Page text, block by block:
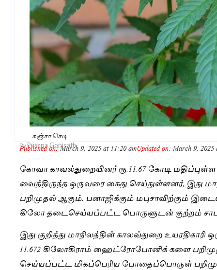
கஞ்சா செடி
By Pushpa Gopinath
Published on:March 9, 2025 at 11:20 amUpdated on:March 9, 2025
கோவா காவல்துறையினர் ரூ.11.67 கோடி
வைத்திருந்த ஒருவரை கைது செய்துள்ளனர், இது
பறிமுதல் ஆகும். பனாஜிக்கும் மபுசாவிற்கும்
கிலோ தடைசெய்யப்பட்ட பொருளுடன் குற்றம்
இது குறித்து மாநிலத்தின் காலவ்துறை உயரதிகாரி
11.672 கிலோகிராம் ஹைட்ரோபோனிக் களை
செய்யப்பட்ட மிகப்பெரிய போதைப்பொருள்